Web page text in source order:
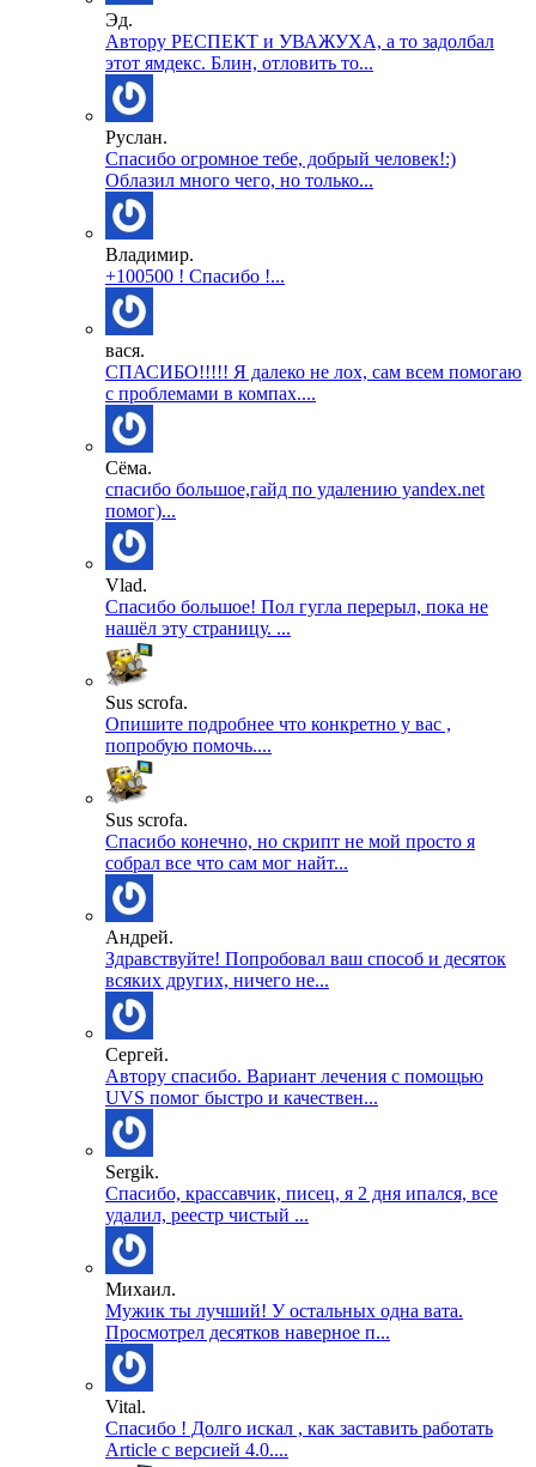
Эд.
Автору РЕСПЕКТ и УВАЖУХА, а то задолбал
этот ямдекс. Блин, отловить то...
Руслан.
Спасибо огромное тебе, добрый человек!:)
Облазил много чего, но только...
Владимир.
+100500 ! Спасибо !...
вася.
СПАСИБО!!!!! Я далеко не лох, сам всем помогаю
с проблемами в компах....
Сёма.
спасибо большое,гайд по удалению yandex.net
помог)...
Vlad.
Спасибо большое! Пол гугла перерыл, пока не
нашёл эту страницу. ...
Sus scrofa.
Опишите подробнее что конкретно у вас ,
попробую помочь....
Sus scrofa.
Спасибо конечно, но скрипт не мой просто я
собрал все что сам мог найт...
Андрей.
Здравствуйте! Попробовал ваш способ и десяток
всяких других, ничего не...
Сергей.
Автору спасибо. Вариант лечения с помощью
UVS помог быстро и качествен...
Sergik.
Спасибо, крассавчик, писец, я 2 дня ипался, все
удалил, реестр чистый ...
Михаил.
Мужик ты лучший! У остальных одна вата.
Просмотрел десятков наверное п...
Vital.
Спасибо ! Долго искал , как заставить работать
Article с версией 4.0....